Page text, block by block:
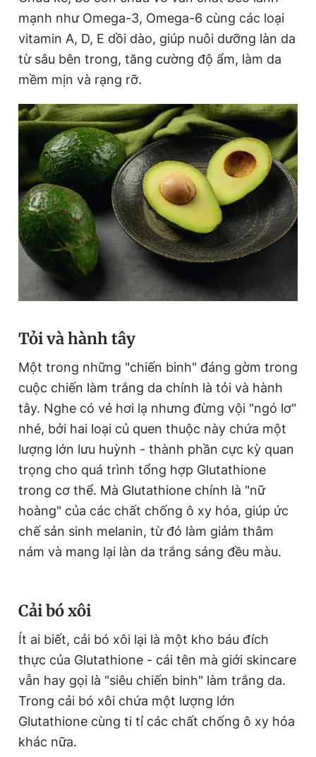
mạnh như Omega-3, Omega-6 cùng các loại
vitamin A, D, E dồi dào, giúp nuôi dưỡng làn da
từ sâu bên trong, tăng cường độ ẩm, làm da
mềm mịn và rạng rỡ.
Tỏi và hành tây
Một trong những "chiến binh" đáng gờm trong
cuộc chiến làm trắng da chính là tỏi và hành
tây. Nghe có vẻ hơi lạ nhưng đừng vội "ngó lơ"
nhé, bởi hai loại củ quen thuộc này chứa một
lượng lớn lưu huỳnh - thành phần cực kỳ quan
trọng cho quá trình tổng hợp Glutathione
trong cơ thể. Mà Glutathione chính là "nữ
hoàng" của các chất chống ô xy hóa, giúp ức
chế sản sinh melanin, từ đó làm giảm thâm
nám và mang lại làn da trắng sáng đều màu.
Cải bó xôi
Ít ai biết, cải bó xôi lại là một kho báu đích
thực của Glutathione - cái tên mà giới skincare
vẫn hay gọi là "siêu chiến binh" làm trắng da.
Trong cải bó xôi chứa một lượng lớn
Glutathione cùng ti tỉ các chất chống ô xy hóa
khác nữa.